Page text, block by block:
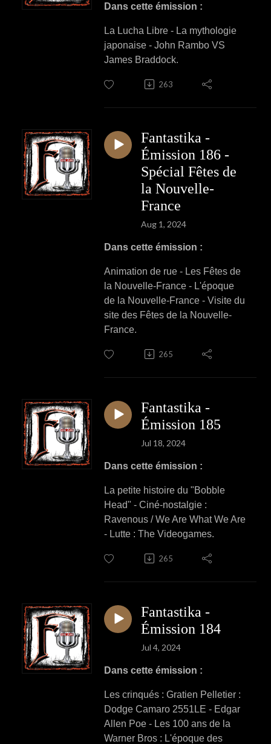
Dans cette émission :
La Lucha Libre - La mythologie
japonaise - John Rambo VS
James Braddock.
263
Fantastika -
Émission 186 -
Spécial Fêtes de
la Nouvelle-
France
Aug 1, 2024
Dans cette émission :
Animation de rue - Les Fêtes de
la Nouvelle-France - L'époque
de la Nouvelle-France - Visite du
site des Fêtes de la Nouvelle-
France.
265
Fantastika -
Émission 185
Jul 18, 2024
Dans cette émission :
La petite histoire du "Bobble
Head" - Ciné-nostalgie :
Ravenous / We Are What We Are
- Lutte : The Videogames.
265
Fantastika -
Émission 184
Jul 4, 2024
Dans cette émission :
Les crinqués : Gratien Pelletier :
Dodge Camaro 2551LE - Edgar
Allen Poe - Les 100 ans de la
Warner Bros : L'époque des